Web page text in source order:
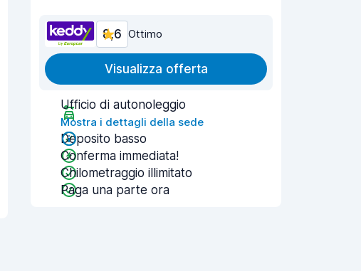
8,6 Ottimo
Visualizza offerta
Ufficio di autonoleggio
Mostra i dettagli della sede
Deposito basso
Conferma immediata!
Chilometraggio illimitato
Paga una parte ora